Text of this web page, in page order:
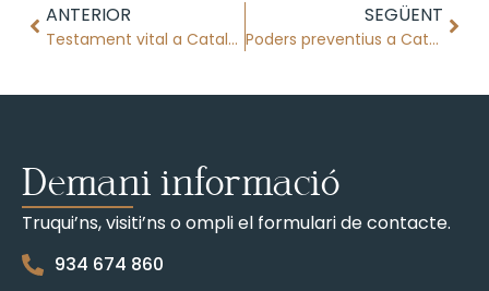
ANTERIOR
Testament vital a Catalunya
SEGÜENT
Poders preventius a Catalunya: protecció legal davant la pèrdua de capacitat
Demani informació
Truqui’ns, visiti’ns o ompli el formulari de contacte.
934 674 860